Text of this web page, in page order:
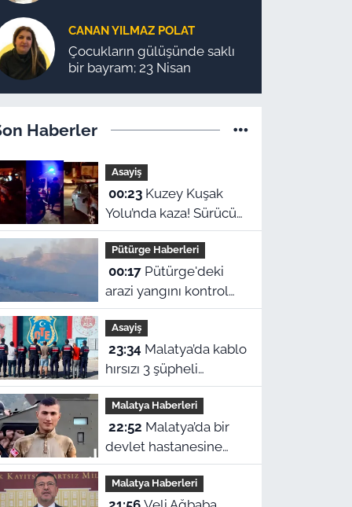
CANAN YILMAZ POLAT
Çocukların gülüşünde saklı
bir bayram; 23 Nisan
Haberler
Asayiş
00:23Kuzey Kuşak
Yolu’nda kaza! Sürücü
hastaneye kaldırıldı
Pütürge Haberleri
00:17Pütürge'deki
arazi yangını kontrol
altına alındı! Vali
Yavuz'dan çağrı
Asayiş
23:34
hırsızı 3 şüpheli
suçüstü yakalanarak
tutuklandı
Malatya Haberleri
22:52
devlet hastanesine
ismi verilen Eyüp
Hacıoğlu kimdir? İşte
Malatya Haberleri